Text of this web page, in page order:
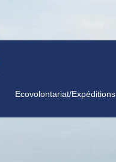
Ecovolontariat/Expéditions